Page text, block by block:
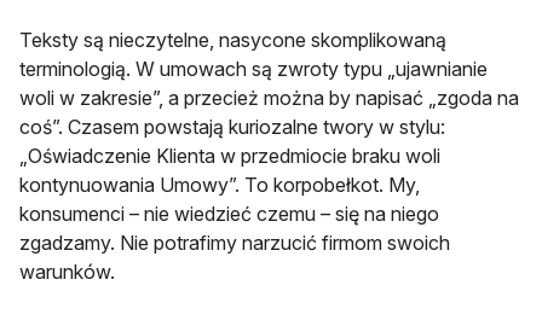
Teksty są nieczytelne, nasycone skomplikowaną
terminologią. W umowach są zwroty typu „ujawnianie
woli w zakresie”, a przecież można by napisać „zgoda na
coś”. Czasem powstają kuriozalne twory w stylu:
„Oświadczenie Klienta w przedmiocie braku woli
kontynuowania Umowy”. To korpobełkot. My,
konsumenci – nie wiedzieć czemu – się na niego
zgadzamy. Nie potrafimy narzucić firmom swoich
warunków.